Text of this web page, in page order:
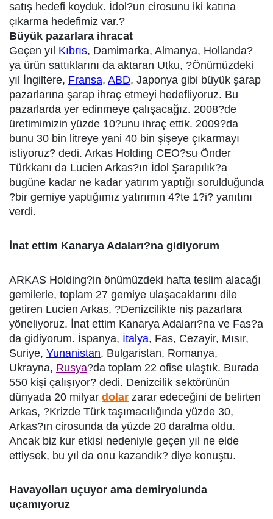
satış hedefi koyduk. İdol?un cirosunu iki katına
çıkarma hedefimiz var.?
Büyük pazarlara ihracat
Geçen yıl Kıbrıs, Damimarka, Almanya, Hollanda?
ya ürün sattıklarını da aktaran Utku, ?Önümüzdeki
yıl İngiltere, Fransa, ABD, Japonya gibi büyük şarap
pazarlarına şarap ihraç etmeyi hedefliyoruz. Bu
pazarlarda yer edinmeye çalışacağız. 2008?de
üretimimizin yüzde 10?unu ihraç ettik. 2009?da
bunu 30 bin litreye yani 40 bin şişeye çıkarmayı
istiyoruz? dedi. Arkas Holding CEO?su Önder
Türkkanı da Lucien Arkas?ın İdol Şarapılık?a
bugüne kadar ne kadar yatırım yaptığı sorulduğunda
?bir gemiye yaptığımız yatırımın 4?te 1?i? yanıtını
verdi.
İnat ettim Kanarya Adaları?na gidiyorum
ARKAS Holding?in önümüzdeki hafta teslim alacağı
gemilerle, toplam 27 gemiye ulaşacaklarını dile
getiren Lucien Arkas, ?Denizcilikte niş pazarlara
yöneliyoruz. İnat ettim Kanarya Adaları?na ve Fas?a
da gidiyorum. İspanya, İtalya, Fas, Cezayir, Mısır,
Suriye, Yunanistan, Bulgaristan, Romanya,
Ukrayna, Rusya?da toplam 22 ofise ulaştık. Burada
550 kişi çalışıyor? dedi. Denizcilik sektörünün
dünyada 20 milyar dolar zarar edeceğini de belirten
Arkas, ?Krizde Türk taşımacılığında yüzde 30,
Arkas?ın cirosunda da yüzde 20 daralma oldu.
Ancak biz kur etkisi nedeniyle geçen yıl ne elde
ettiysek, bu yıl da onu kazandık? diye konuştu.
Havayolları uçuyor ama demiryolunda
uçamıyoruz